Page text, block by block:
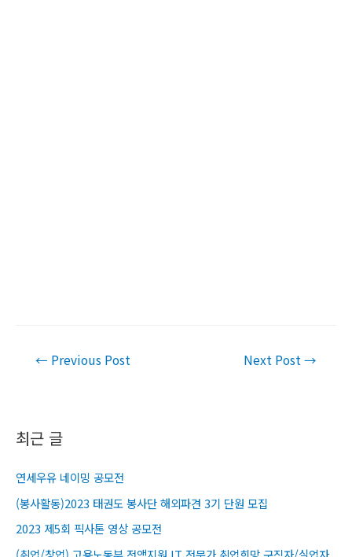
최근 글
연세우유 네이밍 공모전
(봉사활동)2023 태권도 봉사단 해외파견 3기 단원 모집
2023 제5회 픽사톤 영상 공모전
Post
← Previous Post Next Post →